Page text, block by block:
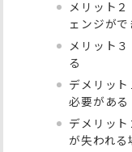
メリット
ェンジがで
メリット
る
デメリッ
必要がある
デメリッ
が失われる